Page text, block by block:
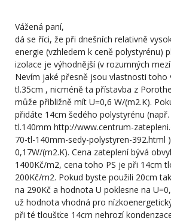
Vážená paní,
dá se říci, že při dnešních relativně
energie (vzhledem k ceně polystyrénu)
izolace je výhodnější (v rozumných
Nevím jaké přesně jsou vlastnosti toho
tl.35cm , nicméně ta přístavba z
může přibližně mít U=0,6 W/(m2.K).
přidáte 14cm šedého polystyrénu
tl.140mm http://www.centrum-
70-tl-140mm-sedy-polystyren-392.html
0,17W/(m2.K). Cena zateplení bývá
1400Kč/m2, cena toho PS je při 14cm
200Kč/m2. Pokud byste použili 20cm
na 290Kč a hodnota U poklesne na
už hodnota vhodná pro
při té tloušťce 14cm nehrozí